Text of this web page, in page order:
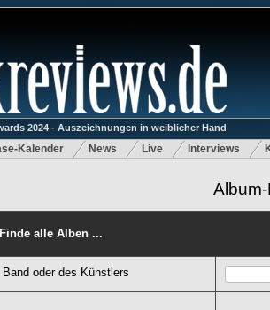
2024 - Auszeichnungen in weiblicher Hand
Kalender News Live Interviews
Finde alle Alben ...
Band oder des Künstlers